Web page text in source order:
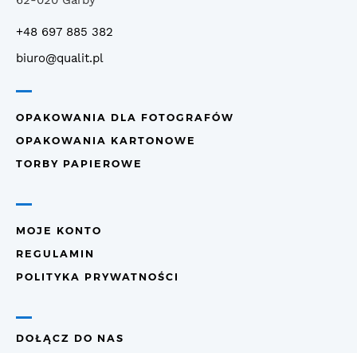
+48 697 885 382
biuro@qualit.pl
OPAKOWANIA DLA FOTOGRAFÓW
OPAKOWANIA KARTONOWE
TORBY PAPIEROWE
MOJE KONTO
REGULAMIN
POLITYKA PRYWATNOŚCI
DOŁĄCZ DO NAS